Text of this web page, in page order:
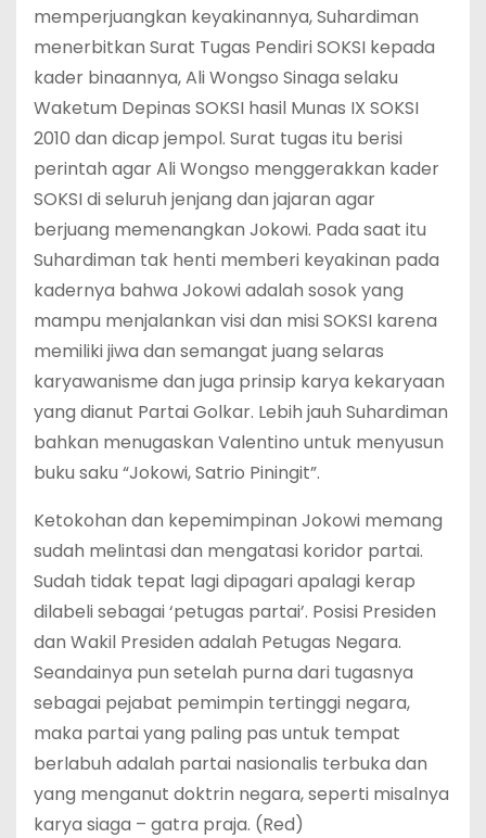
memperjuangkan keyakinannya, Suhardiman
menerbitkan Surat Tugas Pendiri SOKSI kepada
kader binaannya, Ali Wongso Sinaga selaku
Waketum Depinas SOKSI hasil Munas IX SOKSI
2010 dan dicap jempol. Surat tugas itu berisi
perintah agar Ali Wongso menggerakkan kader
SOKSI di seluruh jenjang dan jajaran agar
berjuang memenangkan Jokowi. Pada saat itu
Suhardiman tak henti memberi keyakinan pada
kadernya bahwa Jokowi adalah sosok yang
mampu menjalankan visi dan misi SOKSI karena
memiliki jiwa dan semangat juang selaras
karyawanisme dan juga prinsip karya kekaryaan
yang dianut Partai Golkar. Lebih jauh Suhardiman
bahkan menugaskan Valentino untuk menyusun
buku saku “Jokowi, Satrio Piningit”.
Ketokohan dan kepemimpinan Jokowi memang
sudah melintasi dan mengatasi koridor partai.
Sudah tidak tepat lagi dipagari apalagi kerap
dilabeli sebagai ‘petugas partai’. Posisi Presiden
dan Wakil Presiden adalah Petugas Negara.
Seandainya pun setelah purna dari tugasnya
sebagai pejabat pemimpin tertinggi negara,
maka partai yang paling pas untuk tempat
berlabuh adalah partai nasionalis terbuka dan
yang menganut doktrin negara, seperti misalnya
karya siaga – gatra praja. (Red)